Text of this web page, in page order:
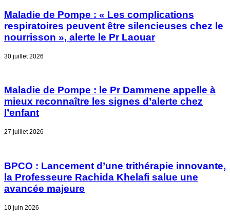
Maladie de Pompe : « Les complications
respiratoires peuvent être silencieuses chez le
nourrisson », alerte le Pr Laouar
30 juillet 2026
Maladie de Pompe : le Pr Dammene appelle à
mieux reconnaître les signes d’alerte chez
l’enfant
27 juillet 2026
BPCO : Lancement d’une trithérapie innovante,
la Professeure Rachida Khelafi salue une
avancée majeure
10 juin 2026